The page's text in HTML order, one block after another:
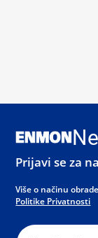
Prijavi se za
Više o načinu
Politike Privatnosti